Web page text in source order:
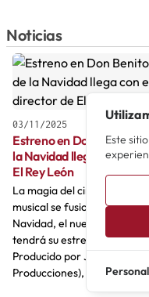
Noticias
03/11/2025
Estreno en Don Benito:
la Navidad llega con el
El Rey León
La magia del circo y la
musical se fusionan en El
Navidad, el nuevo y
tendrá su estreno mundial
Producido por Juan Carlos
Producciones), el show
Este